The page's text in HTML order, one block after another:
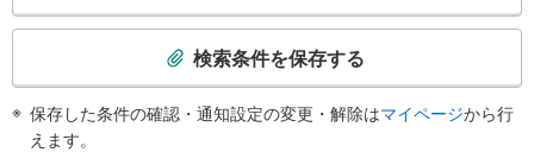
検
検索条件を保存する
保存した条件の確認・通知設定の変更・解除はマイページから行
えます。